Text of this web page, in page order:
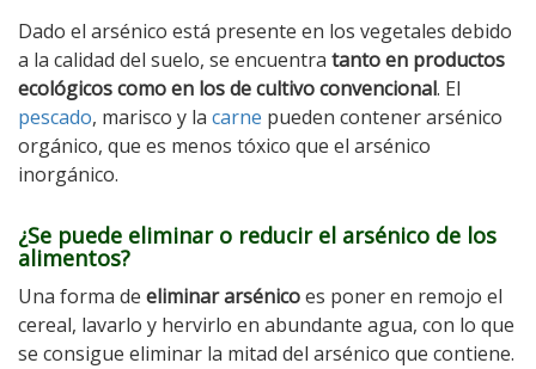
Dado el arsénico está presente en los vegetales debido
a la calidad del suelo, se encuentra tanto en productos
ecológicos como en los de cultivo convencional. El
pescado, marisco y la carne pueden contener arsénico
orgánico, que es menos tóxico que el arsénico
inorgánico.
¿Se puede eliminar o reducir el arsénico de los
alimentos?
Una forma de eliminar arsénicoes poner en remojo el
cereal, lavarlo y hervirlo en abundante agua, con lo que
se consigue eliminar la mitad del arsénico que contiene.